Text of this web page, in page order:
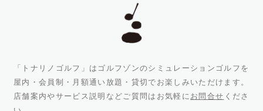
「トナリノゴルフ」はゴルフゾンのシミュレーションゴルフを
屋内・会員制・月額通い放題・貸切でお楽しみいただけます。
店舗案内やサービス説明などご質問はお気軽に お問合せ くださ